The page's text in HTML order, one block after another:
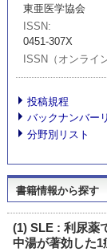
東亜医学協会
ISSN
0451-307X
ISSN（オンライ
投稿規程
バックナンバー
分野別リスト
書籍情報から探す
(1) SLE : 利尿薬
中湯が著効した1